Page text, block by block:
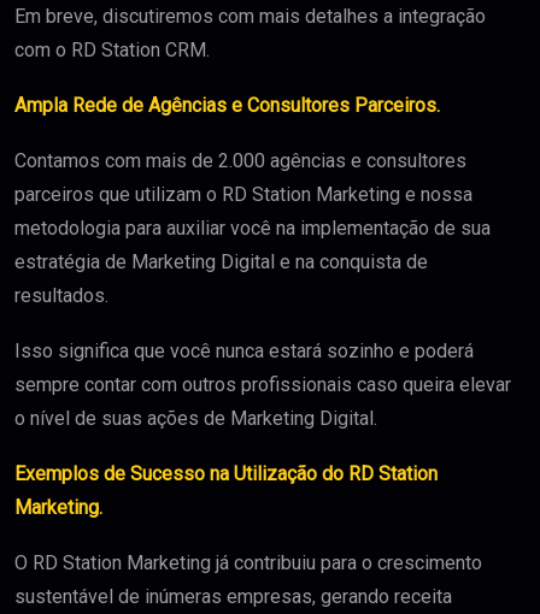
Em breve, discutiremos com mais detalhes a integração
com o RD Station CRM.
Ampla Rede de Agências e Consultores Parceiros.
Contamos com mais de 2.000 agências e consultores
parceiros que utilizam o RD Station Marketing e nossa
metodologia para auxiliar você na implementação de sua
estratégia de Marketing Digital e na conquista de
resultados.
Isso significa que você nunca estará sozinho e poderá
sempre contar com outros profissionais caso queira elevar
o nível de suas ações de Marketing Digital.
Exemplos de Sucesso na Utilização do RD Station
Marketing.
O RD Station Marketing já contribuiu para o crescimento
sustentável de inúmeras empresas, gerando receita